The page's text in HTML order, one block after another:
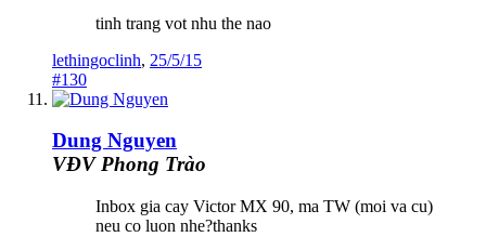
tinh trang vot nhu the nao
lethingoclinh, 25/5/15
#130
Dung Nguyen
VĐV Phong Trào
Inbox gia cay Victor MX 90, ma TW (moi va cu)
neu co luon nhe?thanks